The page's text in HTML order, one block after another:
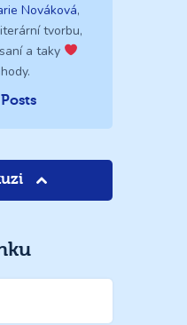
Nováková,
tvorbu,
a taky